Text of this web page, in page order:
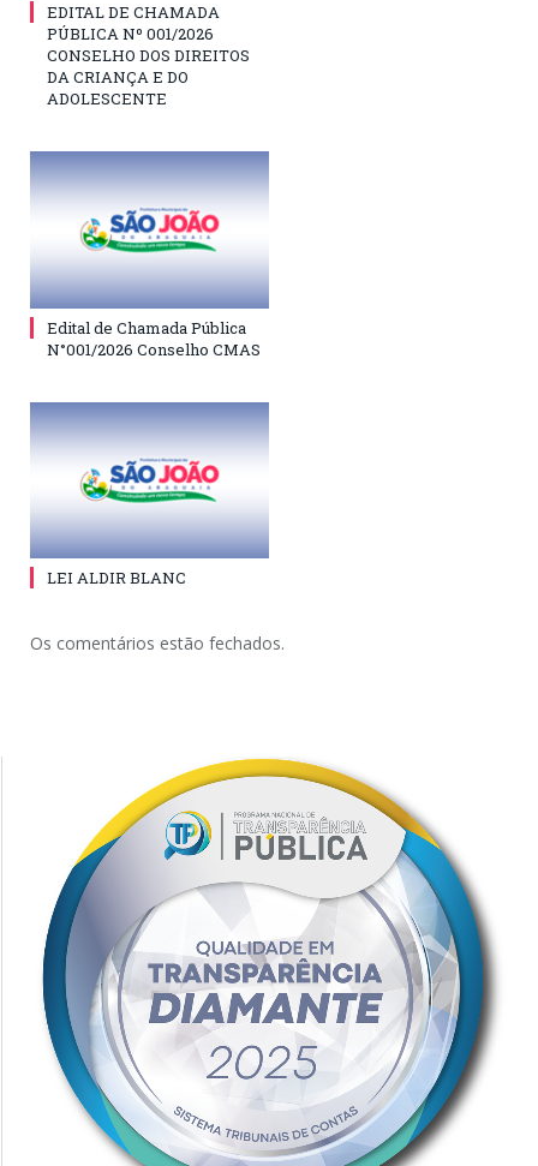
EDITAL DE CHAMADA
PÚBLICA Nº 001/2026
CONSELHO DOS DIREITOS
DA CRIANÇA E DO
ADOLESCENTE
Edital de Chamada Pública
N°001/2026 Conselho CMAS
LEI ALDIR BLANC
Os comentários estão fechados.